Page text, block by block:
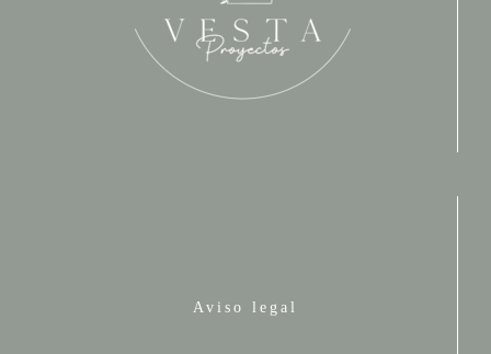
Aviso legal